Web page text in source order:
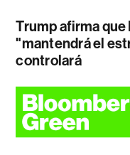
Trump afirma que
"mantendrá el
controlará